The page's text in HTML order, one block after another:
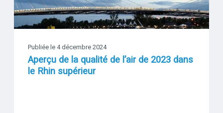
Publiée le 4 décembre 2024
Aperçu de la qualité de l’air de 2023 dans
le Rhin supérieur